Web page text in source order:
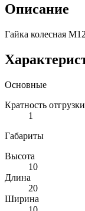
Описание
Гайка колесная
Основные
Кратность отгрузки
1
Габариты
Высота
10
Длина
20
Ширина